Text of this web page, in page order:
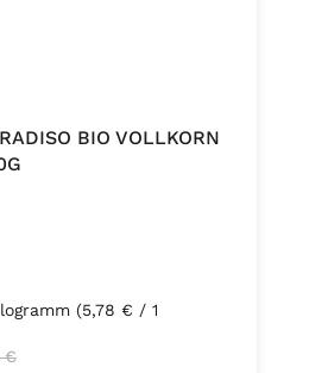
BIO VOLLKORN
(5,78 € / 1
Preis:
€